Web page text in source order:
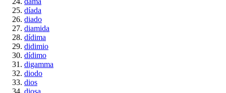
díada
diado
diamida
dídima
didimio
dídimo
digamma
diodo
dios
diosa